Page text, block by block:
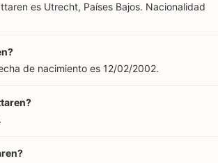
es Utrecht, Países Bajos. Nacionalidad
de nacimiento es 12/02/2002.